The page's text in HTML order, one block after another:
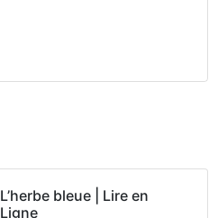
L’herbe bleue | Lire en
Ligne